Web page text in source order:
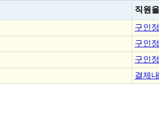
직원을
구인
구인
구인
결제